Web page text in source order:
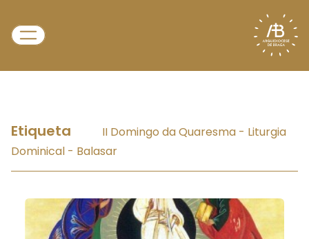
Etiqueta
II Domingo da Quaresma - Liturgia
Dominical - Balasar